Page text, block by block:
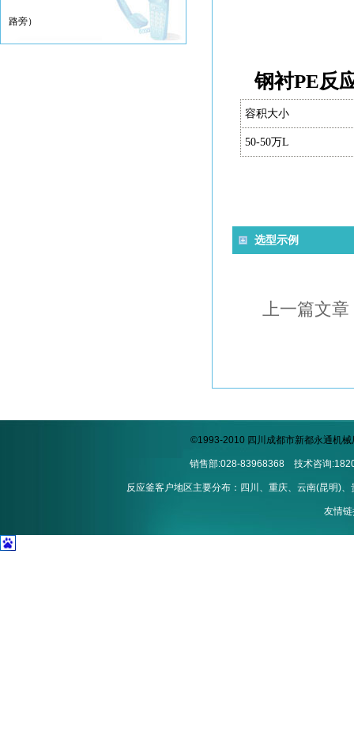
钢衬PE反
容积大小
50-50万L
选型示例
上一篇文
路旁）
©1993-2010 四川成都市新都永通机
销售部:028-83968368 技术咨询
反应釜客户地区主要分布：四川、重庆、云南(昆明)
友情